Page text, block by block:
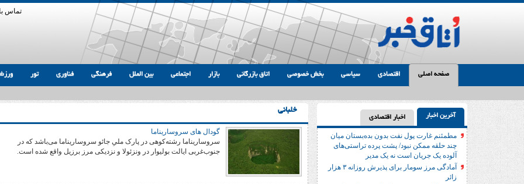
تماس
صفحه اصلی اقتصادی سیاسی بخش خصوصی اتاق بازرگانی بازار اجتماعی بین الملل فرهنگی فناوری تور
آخرین اخبار اخبار اقتصادی
مطمئنم غارت پول نفت بدون بده‌بستان میان
چند حلقه ممکن نبود/ پشت پرده تراستی‌‌های
آلوده یک جریان است نه یک مدیر
آمادگی مرز سومار برای پذیرش روزانه ۳ هزار
زائر
خلبانی
گودال های سروساریناما
سروساریناما رشته‌کوهی در پارک ملیِ جائو سروساریناما می‌باشد که در
جنوب‌غربی ایالت بولیوار در ونزئولا و نزدیکی مرز برزیل واقع شده است.